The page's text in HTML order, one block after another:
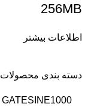
دسته بندی محصولات
GATESINE1000
256MB
اطلاعات بیشتر